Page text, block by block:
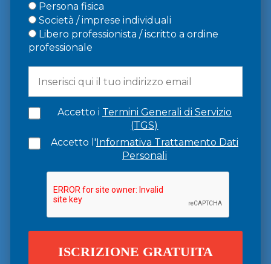
Persona fisica
Società / imprese individuali
Libero professionista / iscritto a ordine
professionale
Accetto i Termini Generali di Servizio
(TGS)
Accetto l'Informativa Trattamento Dati
Personali